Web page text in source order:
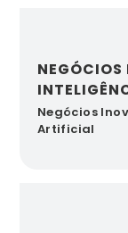
NEGÓCIOS
Negócios
Artificial